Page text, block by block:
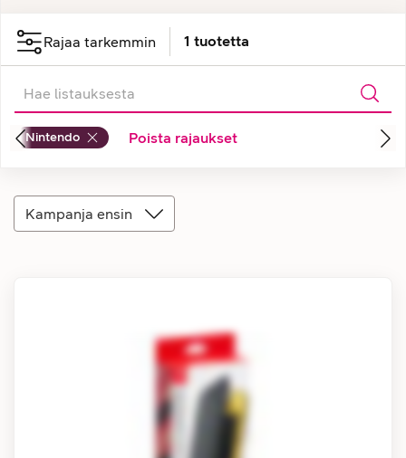
Rajaa tarkemmin 1 tuotetta
Nintendo Poista rajaukset
Kampanja ensin